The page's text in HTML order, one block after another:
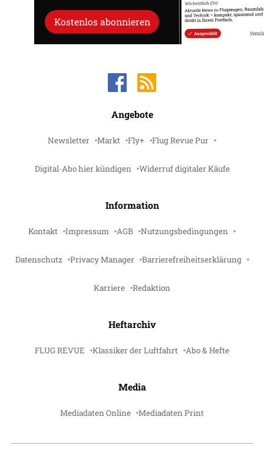
Kostenlos abonnieren
Angebote
Newsletter Markt Fly+ Flug Revue Pur
Digital-Abo hier kündigen Widerruf digitaler Käufe
Information
Kontakt Impressum AGB Nutzungsbedingungen
Datenschutz Privacy Manager Barrierefreiheitserklärung
Karriere Redaktion
Heftarchiv
FLUG REVUE Klassiker der Luftfahrt Abo & Hefte
Media
Mediadaten Online Mediadaten Print